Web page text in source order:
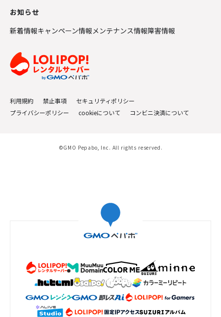
お知らせ
新着情報キャンペーン情報メンテナンス情報障害情報
利用規約 禁止事項
セキュリティポリシー
プライバシーポリシー
cookieについて コンビニ決済について
©GMO Pepabo, Inc. All rights reserved.